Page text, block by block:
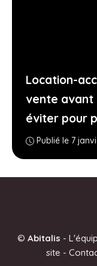
Location-
vente avant
éviter pour
Publié le 7
© Abitalis -
site -